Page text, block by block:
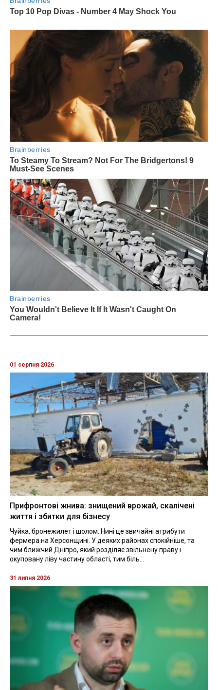
01 серпня 2026
Прифронтові жнива: знищений врожай, скалічені
життя і збитки для бізнесу
Чуйка, бронежилет і шолом. Нині це звичайні атрибути
фермера на Херсонщині. У деяких районах спокійніше, та
чим ближчий Дніпро, який розділяє звільнену праву і
окуповану ліву частину області, тим біль...
31 липня 2026